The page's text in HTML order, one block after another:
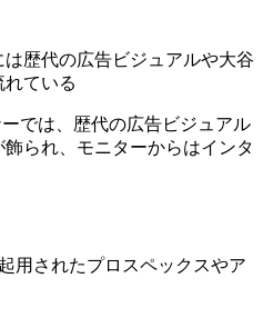
ーでは、歴代の広告ビジュアル
られ、モニターからはインタ